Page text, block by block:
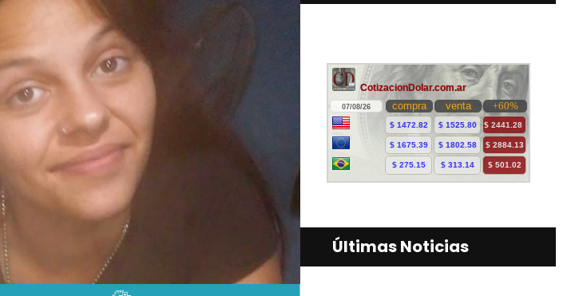
Últimas Noticias